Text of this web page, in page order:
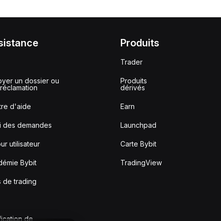
un dossier ou
d'aide
des demandes
utilisateur
Bybit
de trading
de
Produits
Trader
Produits
dérivés
Earn
Launchpad
Carte Bybit
TradingView